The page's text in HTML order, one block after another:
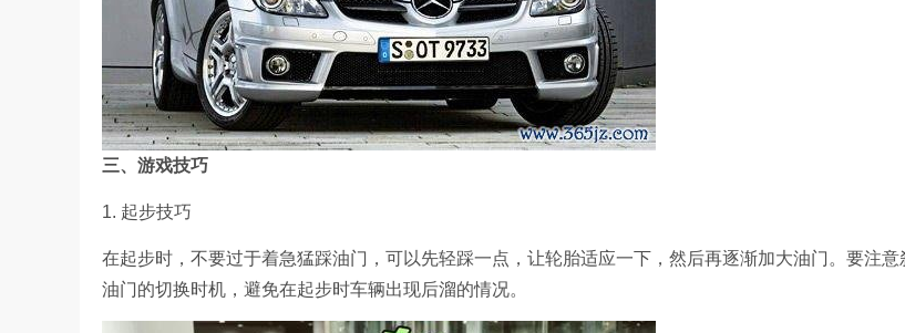
三、游戏技巧
1. 起步技巧
在起步时，不要过于着急猛踩油门，可以先轻踩一点，让轮胎适应一下，然后再逐渐加大油门。要注意
油门的切换时机，避免在起步时车辆出现后溜的情况。